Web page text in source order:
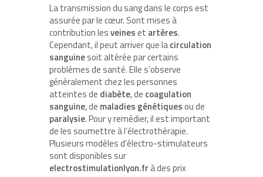
La transmission du sang dans le corps est
assurée par le cœur. Sont mises à
contribution lesveineset artères.
Cependant, il peut arriver que lacirculation
sanguinesoit altérée par certains
problèmes de santé. Elle s’observe
généralement chez les personnes
atteintes de diabète, de coagulation
sanguine, de maladies génétiquesou de
paralysie. Pour y remédier, il est important
de les soumettre à l’électrothérapie.
Plusieurs modèles d’électro-stimulateurs
sont disponibles sur
electrostimulationlyon.fr à des prix